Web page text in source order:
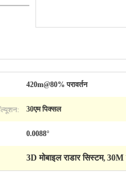
420m@80% परावर्तन
30एम पिक्सल
0.0088°
3D मोबाइल राडार सिस्टम, 30M